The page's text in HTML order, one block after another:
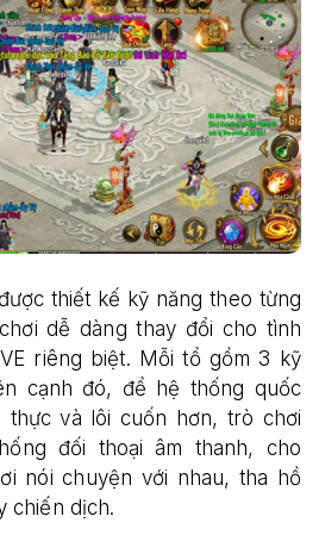
thiết kế kỹ năng theo từng
dễ dàng thay đổi cho tình
riêng biệt. Mỗi tổ gồm 3 kỹ
cạnh đó, để hệ thống quốc
thực và lôi cuốn hơn, trò chơi
đối thoại âm thanh, cho
nói chuyện với nhau, tha hồ
chiến dịch.